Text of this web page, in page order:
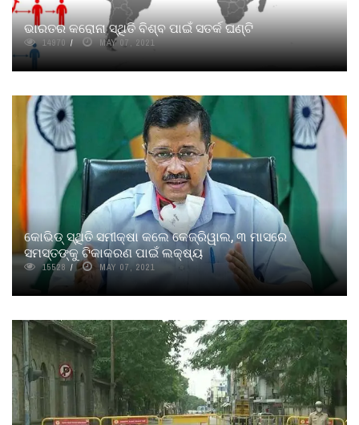
ଭାରତର କରୋନା ସ୍ଥିତି ବିଶ୍ବ ପାଇଁ ସତର୍କ ଘଣ୍ଟି
14970 MAY 07, 2021
କୋଭିଡ୍ ସ୍ଥିତି ସମୀକ୍ଷା କଲେ କେଜ୍ରିୱାଲ, ୩ ମାସରେ
ସମସ୍ତଙ୍କୁ ଟିକାକରଣ ପାଇଁ ଲକ୍ଷ୍ୟ
15528 MAY 07, 2021